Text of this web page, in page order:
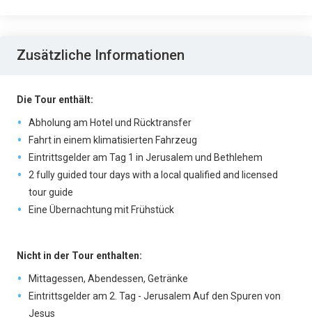
Zusätzliche Informationen
Die Tour enthält:
Abholung am Hotel und Rücktransfer
Fahrt in einem klimatisierten Fahrzeug
Eintrittsgelder am Tag 1 in Jerusalem und Bethlehem
2 fully guided tour days with a local qualified and licensed
tour guide
Eine Übernachtung mit Frühstück
Nicht in der Tour enthalten:
Mittagessen, Abendessen, Getränke
Eintrittsgelder am 2. Tag - Jerusalem Auf den Spuren von
Jesus